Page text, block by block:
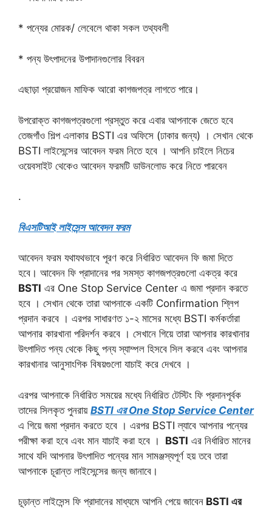
* পন্যের মোরক/ লেবেলে থাকা সকল তথ্যবলী
* পন্য উৎপাদনের উপাদানগুলোর বিবরন
এছাড়া প্রয়োজন মাফিক আরো কাগজপত্র লাগতে পারে।
উপরোক্ত কাগজপত্রগুলো প্রস্তুত করে এবার আপনাকে জেতে হবে
তেজগাঁও শিল্প এলাকার BSTI এর অফিসে (ঢাকার জন্য) । সেখান থেকে
BSTI লাইসেন্সের আবেদন ফরম নিতে হবে । আপনি চাইলে নিচের
ওয়েবসাইট থেকেও আবেদন ফরমটি ডাউনলোড করে নিতে পারবেন
.
বিএসটিআই লাইসেন্স আবেদন ফরম
আবেদন ফরম যথাযথভাবে পূরণ করে নির্ধারিত আবেদন ফি জমা দিতে
হবে। আবেদন ফি প্রাদানের পর সমস্ত কাগজপত্রগুলো একত্র করে
BSTI এর One Stop Service Center এ জমা প্রদান করতে
হবে । সেখান থেকে তারা আপনাকে একটি Confirmation শ্লিপ
প্রদান করবে । এরপর সাধারণত ১-২ মাসের মধ্যে BSTI কর্মকর্তারা
আপনার কারখানা পরিদর্শন করবে । সেখানে গিয়ে তারা আপনার কারখানার
উৎপাদিত পন্য থেকে কিছু পন্য স্যাম্পল হিসবে সিল করবে এবং আপনার
কারখানার আনুসাংগিক বিষয়গুলো যাচাই করে দেখবে ।
এরপর আপনাকে নির্ধারিত সময়ের মধ্যে নির্ধারিত টেস্টিং ফি প্রদানপূর্বক
তাদের সিলকৃত পুনরায় BSTI এর One Stop Service Center
এ গিয়ে জমা প্রদান করতে হবে । এরপর BSTI ল্যাবে আপনার পন্যের
পরীক্ষা করা হবে এবং মান যাচাই করা হবে ।
BSTI এর নির্ধারিত মানের
সাথে যদি আপনার উৎপাদিত পন্যের মান সামঞ্জস্যপূর্ণ হয় তবে তারা
আপনাকে চূরান্ত লাইসেন্সের জন্য জানাবে।
চূড়ান্ত লাইসেন্স ফি প্রাদানের মাধ্যমে আপনি পেয়ে জাবেন BSTI এর